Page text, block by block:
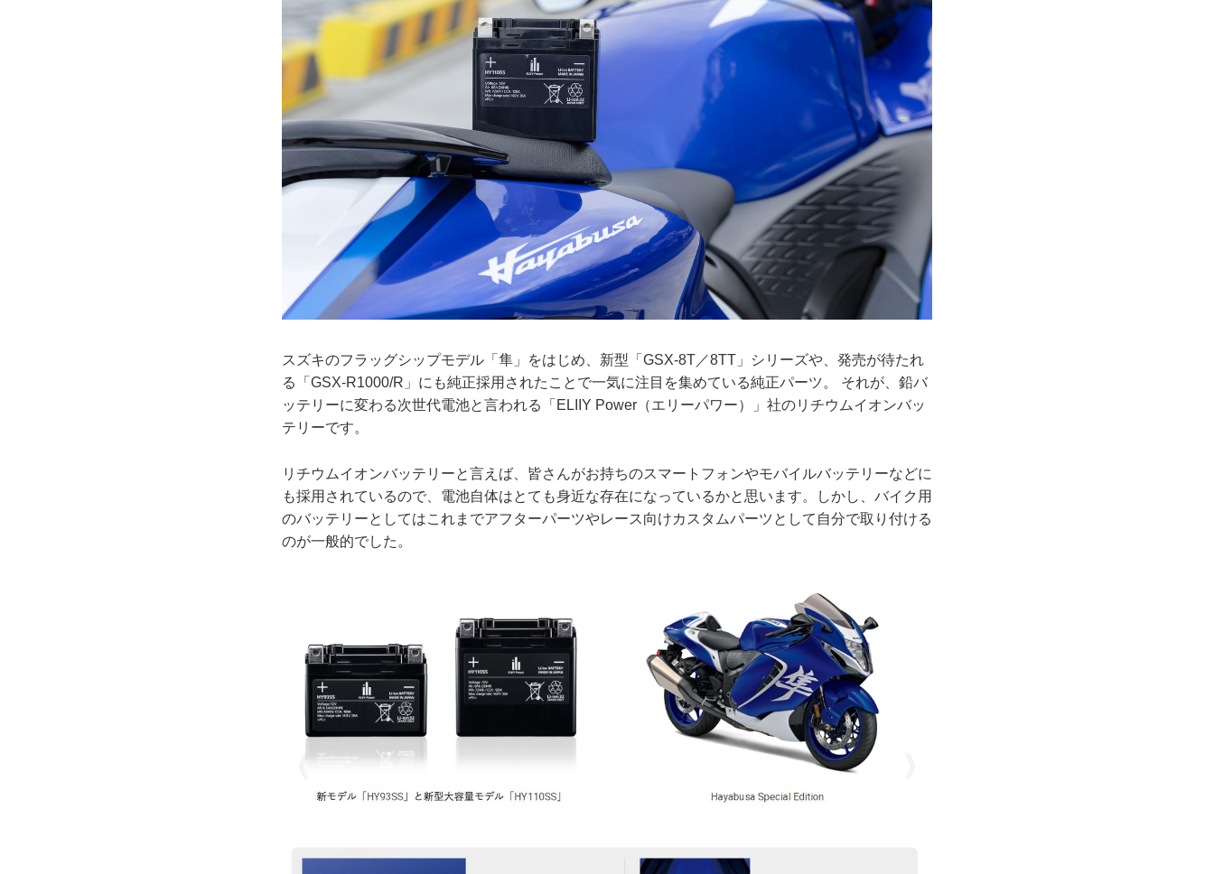
スズキのフラッグシップモデル「隼」をはじめ、新型「GSX-8T／8TT」シリーズや、発売が待たれ
る「GSX-R1000/R」にも純正採用されたことで一気に注目を集めている純正パーツ。 それが、鉛バ
ッテリーに変わる次世代電池と言われる「ELIIY Power（エリーパワー）」社のリチウムイオンバッ
テリーです。
リチウムイオンバッテリーと言えば、皆さんがお持ちのスマートフォンやモバイルバッテリーなどに
も採用されているので、電池自体はとても身近な存在になっているかと思います。しかし、バイク用
のバッテリーとしてはこれまでアフターパーツやレース向けカスタムパーツとして自分で取り付ける
のが一般的でした。